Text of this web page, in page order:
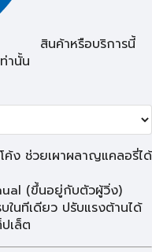
สินค้าหรือบริการนี้
านั้น
ค้ง ช่วยเผาผลาญแคลอรี่ได้
(ขึ้นอยู่กับตัวผู้วิ่ง)
นทีเดียว ปรับแรงต้านได้
เล็ต